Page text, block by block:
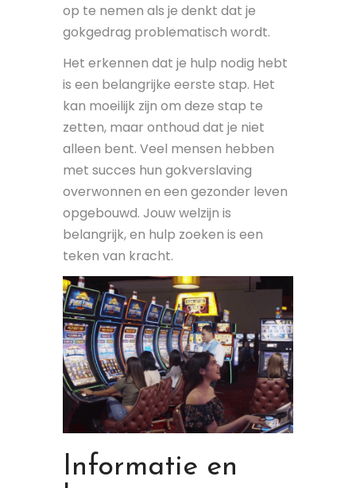
op te nemen als je denkt dat je
gokgedrag problematisch wordt.
Het erkennen dat je hulp nodig hebt
is een belangrijke eerste stap. Het
kan moeilijk zijn om deze stap te
zetten, maar onthoud dat je niet
alleen bent. Veel mensen hebben
met succes hun gokverslaving
overwonnen en een gezonder leven
opgebouwd. Jouw welzijn is
belangrijk, en hulp zoeken is een
teken van kracht.
Informatie en